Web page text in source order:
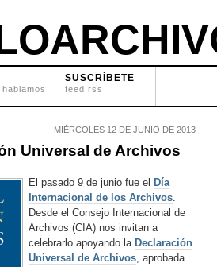
SUSCRÍBETE
feed rss
MIÉRCOLES 12 DE JUNIO DE 2013
Universal de Archivos
El pasado 9 de junio fue el
Día
Internacional de los Archivos.
Desde el Consejo Internacional de
Archivos (CIA) nos invitan a
celebrarlo apoyando la Declaración
Universal de Archivos, aprobada